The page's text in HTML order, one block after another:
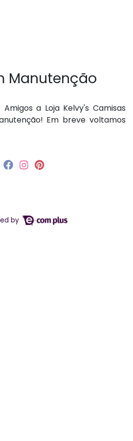
Manutenção
Amigos a Loja Kelvy's Camisas
Em breve voltamos
by